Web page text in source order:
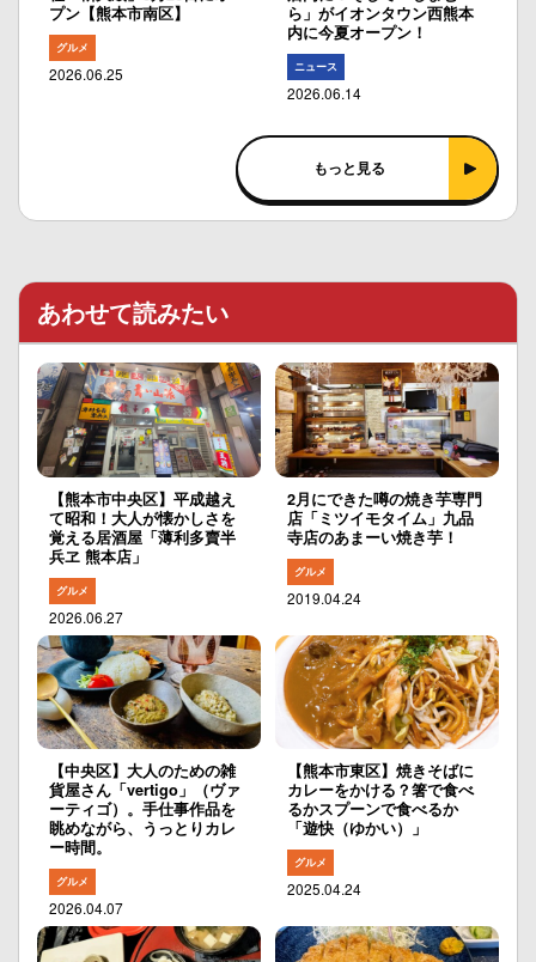
プン【熊本市南区】
グルメ
2026.06.25
ら」がイオンタウン西熊本
内に今夏オープン！
ニュース
2026.06.14
もっと見る
あわせて読みたい
【熊本市中央区】平成越え
て昭和！大人が懐かしさを
覚える居酒屋「薄利多賣半
兵ヱ 熊本店」
グルメ
2026.06.27
2月にできた噂の焼き芋専門
店「ミツイモタイム」九品
寺店のあまーい焼き芋！
グルメ
2019.04.24
【中央区】大人のための雑
貨屋さん「vertigo」（ヴァ
ーティゴ）。手仕事作品を
眺めながら、うっとりカレ
ー時間。
グルメ
2026.04.07
【熊本市東区】焼きそばに
カレーをかける？箸で食べ
るかスプーンで食べるか
「遊快（ゆかい）」
グルメ
2025.04.24